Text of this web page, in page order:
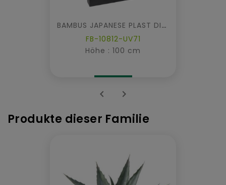
BAMBUS JAPANESE PLAST DICHTE HECKE UV IM PFLANZKASTEN
FB-10812-UV71
Höhe : 100 cm
 
Produkte dieser Familie